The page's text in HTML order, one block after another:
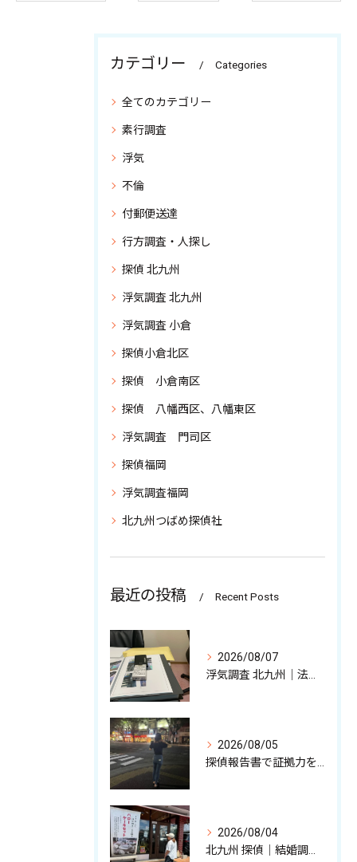
カテゴリー Categories
全てのカテゴリー
素行調査
浮気
不倫
付郵便送達
行方調査・人探し
探偵 北九州
浮気調査 北九州
浮気調査 小倉
探偵小倉北区
探偵 小倉南区
探偵 八幡西区、八幡東区
浮気調査 門司区
探偵福岡
浮気調査福岡
北九州つばめ探偵社
最近の投稿 Recent Posts
2026/08/07
2026/08/05
2026/08/04